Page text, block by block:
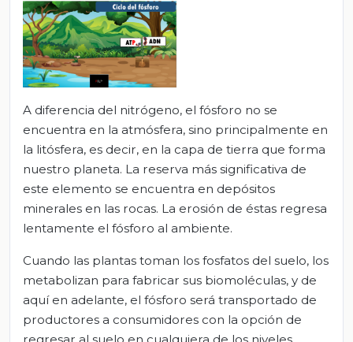
A diferencia del nitrógeno, el fósforo no se
encuentra en la atmósfera, sino principalmente en
la litósfera, es decir, en la capa de tierra que forma
nuestro planeta. La reserva más significativa de
este elemento se encuentra en depósitos
minerales en las rocas. La erosión de éstas regresa
lentamente el fósforo al ambiente.
Cuando las plantas toman los fosfatos del suelo, los
metabolizan para fabricar sus biomoléculas, y de
aquí en adelante, el fósforo será transportado de
productores a consumidores con la opción de
regresar al suelo en cualquiera de los niveles